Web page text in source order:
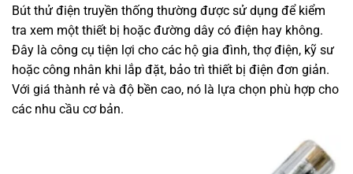
Bút thử điện truyền thống thường được sử dụng để kiểm
tra xem một thiết bị hoặc đường dây có điện hay không.
Đây là công cụ tiện lợi cho các hộ gia đình, thợ điện, kỹ sư
hoặc công nhân khi lắp đặt, bảo trì thiết bị điện đơn giản.
Với giá thành rẻ và độ bền cao, nó là lựa chọn phù hợp cho
các nhu cầu cơ bản.